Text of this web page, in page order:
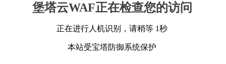
堡塔云WAF正在检查您的访问
正在进行人机识别，请稍等 1秒
本站受宝塔防御系统保护